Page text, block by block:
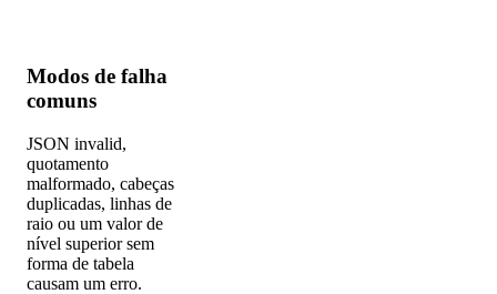
Modos de falha
comuns
JSON invalid,
quotamento
malformado, cabeças
duplicadas, linhas de
raio ou um valor de
nível superior sem
forma de tabela
causam um erro.